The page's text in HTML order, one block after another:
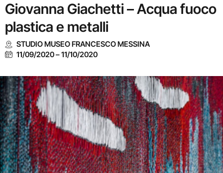
Giovanna Giachetti – Acqua fuoco
plastica e metalli
STUDIO MUSEO FRANCESCO MESSINA
11/09/2020–11/10/2020